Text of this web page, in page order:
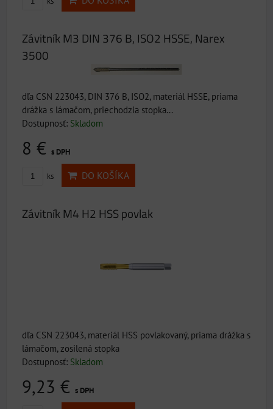
Závitník M3 DIN 376 B, ISO2 HSSE, Narex
3500
dľa CSN 223043, DIN 376 B, ISO2, materiál HSSE, priama
drážka s lámačom, priechodzia stopka...
Dostupnosť: Skladom
8 € s DPH
ks DO KOŠÍKA
Závitník M4 H2 HSS povlak
dľa CSN 223043, materiál HSS povlakovaný, priama drážka s
lámačom, zosilená stopka
Dostupnosť: Skladom
9,23 € s DPH